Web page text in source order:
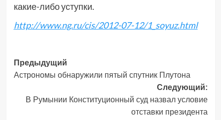
какие-либо уступки.
http://www.ng.ru/cis/2012-07-12/1_soyuz.html
Навигация
записи
Предыдущий
Астрономы обнаружили пятый спутник Плутона
Следующий:
В Румынии Конституционный суд назвал условие
отставки президента